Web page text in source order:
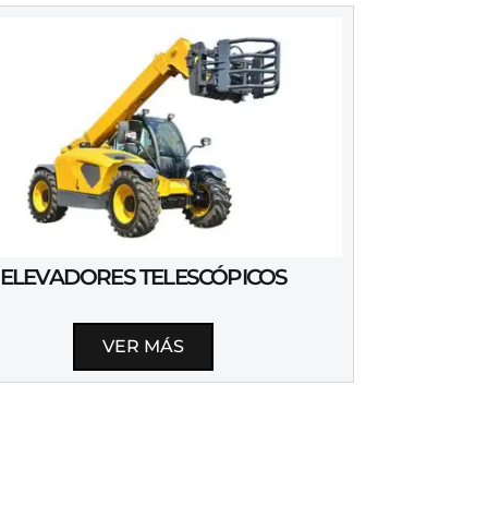
ELEVADORES TELESCÓPICOS
VER MÁS